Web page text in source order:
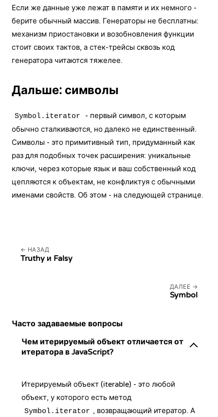
Если же данные уже лежат в памяти и их немного -
берите обычный массив. Генераторы не бесплатны:
механизм приостановки и возобновления функции
стоит своих тактов, а стек-трейсы сквозь код
генератора читаются тяжелее.
Дальше: символы
Symbol.iterator
- первый символ, с которым
обычно сталкиваются, но далеко не единственный.
Символы - это примитивный тип, придуманный как
раз для подобных точек расширения: уникальные
ключи, через которые язык и ваш собственный код
цепляются к объектам, не конфликтуя с обычными
именами свойств. Об этом - на следующей странице.
НАЗАД
Truthy и Falsy
ДАЛЕЕ
Symbol
Часто задаваемые вопросы
Чем итерируемый объект отличается от
итератора в JavaScript?
Итерируемый объект (iterable) - это любой
объект, у которого есть метод
Symbol.iterator , возвращающий итератор. А